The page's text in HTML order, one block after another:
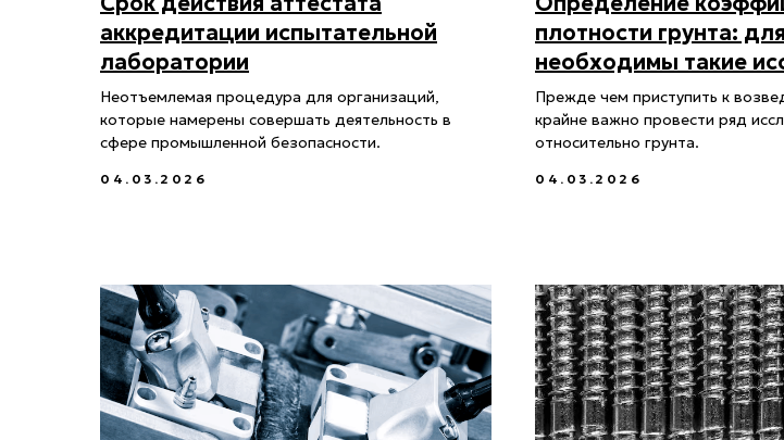
аккредитации испытательной
лаборатории
Неотъемлемая процедура для организаций,
которые намерены совершать деятельность в
сфере промышленной безопасности.
04.03.2026
плотности грунта:
необходимы такие
Прежде чем приступить к
крайне важно провести ряд
относительно грунта.
04.03.2026